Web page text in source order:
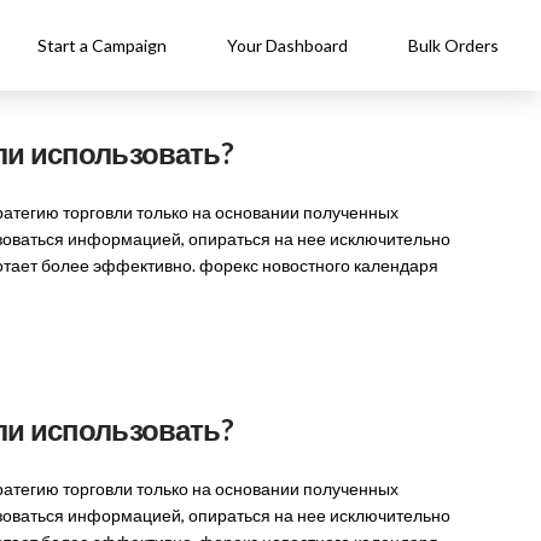
Start a Campaign Your Dashboard Bulk Orders
использовать?
торговли только на основании полученных
информацией, опираться на нее исключительно
более эффективно. форекс новостного календаря
использовать?
торговли только на основании полученных
информацией, опираться на нее исключительно